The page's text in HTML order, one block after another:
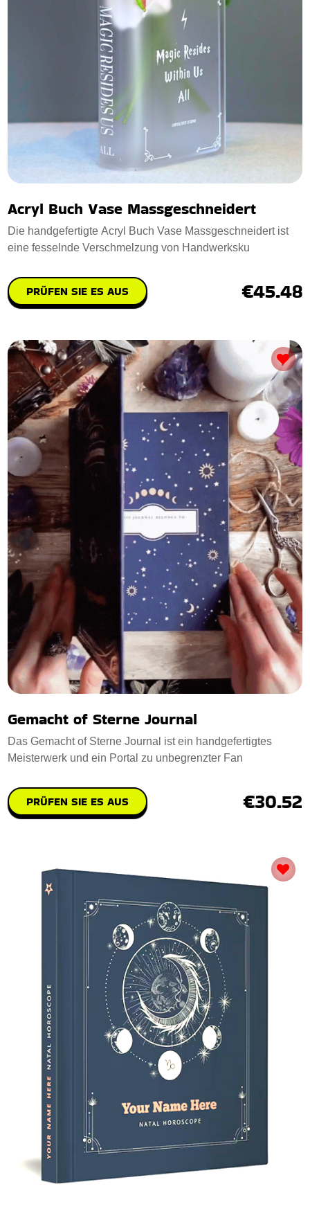
Acryl Buch Vase Massgeschneidert
Die handgefertigte Acryl Buch Vase Massgeschneidert ist
eine fesselnde Verschmelzung von Handwerksku
PRÜFEN SIE ES AUS €45.48
Gemacht of Sterne Journal
Das Gemacht of Sterne Journal ist ein handgefertigtes
Meisterwerk und ein Portal zu unbegrenzter Fan
PRÜFEN SIE ES AUS €30.52